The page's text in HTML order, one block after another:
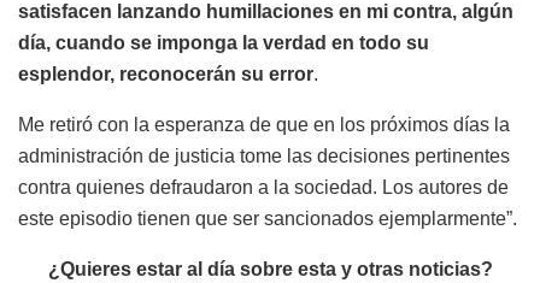
satisfacen lanzando humillaciones en mi contra, algún
día, cuando se imponga la verdad en todo su
esplendor, reconocerán su error.
Me retiró con la esperanza de que en los próximos días la
administración de justicia tome las decisiones pertinentes
contra quienes defraudaron a la sociedad. Los autores de
este episodio tienen que ser sancionados ejemplarmente”.
¿Quieres estar al día sobre esta y otras noticias?